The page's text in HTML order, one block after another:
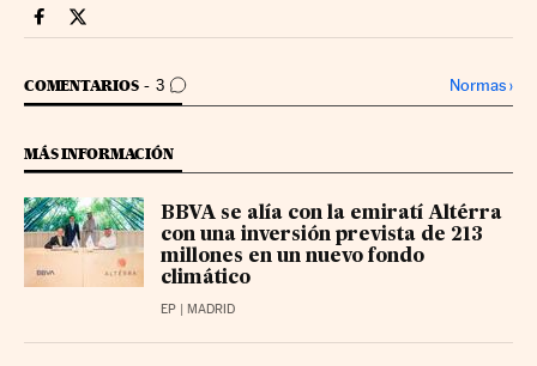
Companias Cinco Días en Facebook
Companias Cinco Días en Twitter
COMENTARIOS 3
IR A LOS COMENTARIOS Normas›
MÁS INFORMACIÓN
BBVA se alía con la emiratí Altérra
con una inversión prevista de 213
millones en un nuevo fondo
climático
EP | MADRID